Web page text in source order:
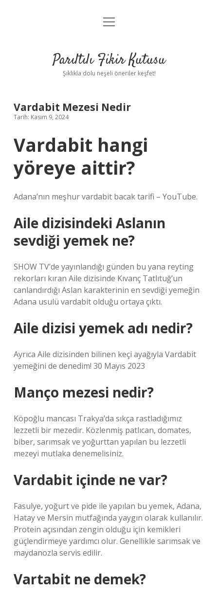
Anasayfa
Yasal Uyarı
menüyü
Parıltılı Fikir Kutusu
Şıklıkla dolu neşeli öneriler keşfet!
Vardabit Mezesi Nedir
Tarih: Kasım 9, 2024
Vardabit hangi
yöreye aittir?
Adana’nın meşhur vardabit bacak tarifi – YouTube.
Aile dizisindeki Aslanın
sevdiği yemek ne?
SHOW TV’de yayınlandığı günden bu yana reyting
rekorları kıran Aile dizisinde Kıvanç Tatlıtuğ’un
canlandırdığı Aslan karakterinin en sevdiği yemeğin
Adana usulü vardabit olduğu ortaya çıktı.
Aile dizisi yemek adı nedir?
Ayrıca Aile dizisinden bilinen keçi ayağıyla Vardabit
yemeğini de denedim! 30 Mayıs 2023
Manço mezesi nedir?
Köpoğlu mancası Trakya’da sıkça rastladığımız
lezzetli bir mezedir. Közlenmiş patlıcan, domates,
biber, sarımsak ve yoğurttan yapılan bu lezzetli
mezeyi mutlaka denemelisiniz.
Vardabit içinde ne var?
Fasulye, yoğurt ve pide ile yapılan bu yemek, Adana,
Hatay ve Mersin mutfağında yaygın olarak kullanılır.
Protein açısından zengin olduğu için kemikleri
güçlendirmeye yardımcı olur. Genellikle sarımsak ve
maydanozla servis edilir.
Vartabit ne demek?